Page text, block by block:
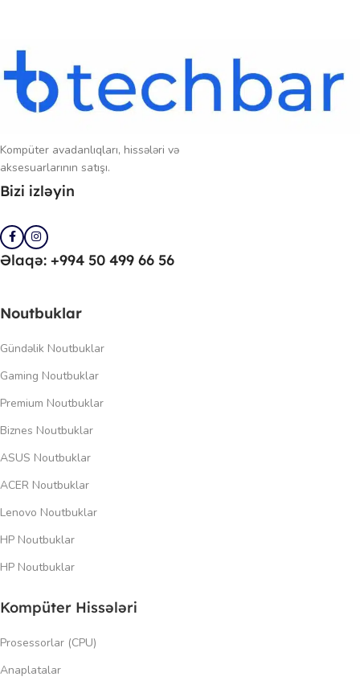
Kompüter avadanlıqları, hissələri və
aksesuarlarının satışı.
Bizi izləyin
Əlaqə: +994 50 499 66 56
Noutbuklar
Gündəlik Noutbuklar
Gaming Noutbuklar
Premium Noutbuklar
Biznes Noutbuklar
ASUS Noutbuklar
ACER Noutbuklar
Lenovo Noutbuklar
HP Noutbuklar
HP Noutbuklar
Kompüter Hissələri
Prosessorlar (CPU)
Anaplatalar